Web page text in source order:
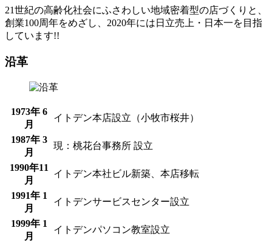
21世紀の高齢化社会にふさわしい地域密着型の店づくりと、
創業100周年をめざし、2020年には日立売上・日本一を目指
しています!!
沿革
1973年 6
月
イトデン本店設立（小牧市桜井）
1987年 3
月
現：桃花台事務所 設立
1990年11
月
イトデン本社ビル新築、本店移転
1991年 1
月
イトデンサービスセンター設立
1999年 1
月
イトデンパソコン教室設立